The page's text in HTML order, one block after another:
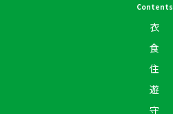
Contents
衣
食
住
遊
守